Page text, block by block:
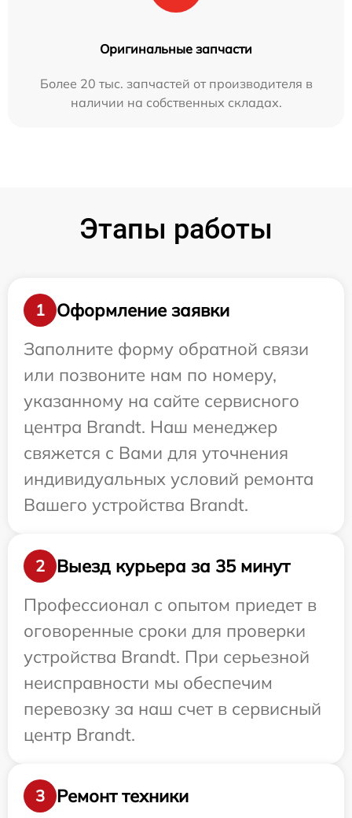
Оригинальные запчасти
Более 20 тыс. запчастей от производителя в
наличии на собственных складах.
Этапы работы
1
Оформление заявки
Заполните форму обратной связи
или позвоните нам по номеру,
указанному на сайте сервисного
центра Brandt. Наш менеджер
свяжется с Вами для уточнения
индивидуальных условий ремонта
Вашего устройства Brandt.
2
Выезд курьера за 35 минут
Профессионал с опытом приедет в
оговоренные сроки для проверки
устройства Brandt. При серьезной
неисправности мы обеспечим
перевозку за наш счет в сервисный
центр Brandt.
3 Ремонт техники